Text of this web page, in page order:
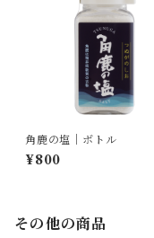
角鹿の塩｜ボトル
¥800
その他の商品